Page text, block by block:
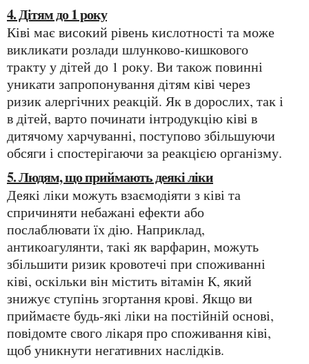
4. Дітям до 1 року
Ківі має високий рівень кислотності та може
викликати розлади шлунково-кишкового
тракту у дітей до 1 року. Ви також повинні
уникати запропонування дітям ківі через
ризик алергічних реакцій. Як в дорослих, так і
в дітей, варто починати інтродукцію ківі в
дитячому харчуванні, поступово збільшуючи
обсяги і спостерігаючи за реакцією організму.
5. Людям, що приймають деякі ліки
Деякі ліки можуть взаємодіяти з ківі та
спричиняти небажані ефекти або
послаблювати їх дію. Наприклад,
антикоагулянти, такі як варфарин, можуть
збільшити ризик кровотечі при споживанні
ківі, оскільки він містить вітамін К, який
знижує ступінь згортання крові. Якщо ви
приймаєте будь-які ліки на постійній основі,
повідомте свого лікаря про споживання ківі,
щоб уникнути негативних наслідків.